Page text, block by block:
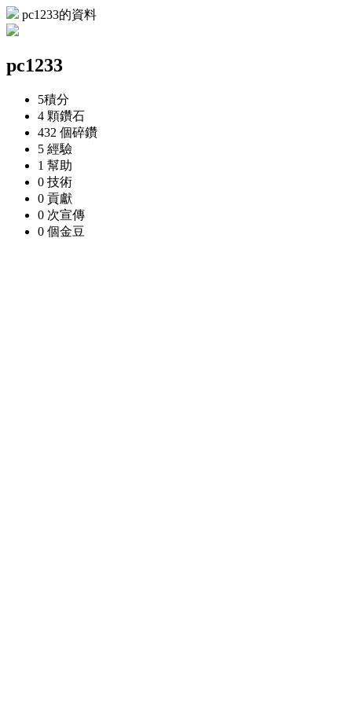
pc1233的資料
pc1233
5積分
4 顆鑽石
432 個碎鑽
5 經驗
1 幫助
0 技術
0 貢獻
0 次宣傳
0 個金豆